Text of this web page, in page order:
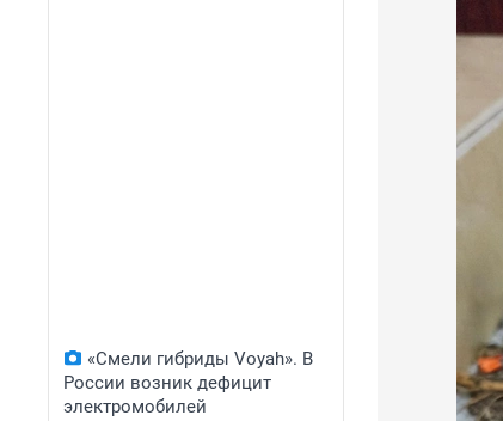
«Смели гибриды Voyah». В
России возник дефицит
электромобилей